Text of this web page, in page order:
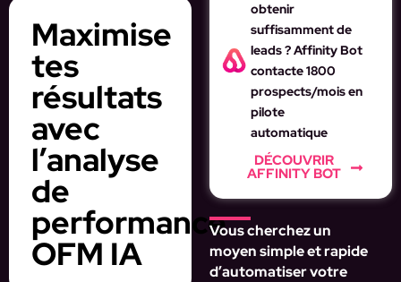
Maximise
tes
résultats
avec
l’analyse
de
performance
OFM IA
obtenir
suffisamment de
leads ? Affinity Bot
contacte 1800
prospects/mois en
pilote
automatique
DÉCOUVRIR
AFFINITY BOT
Vous cherchez un
moyen simple et rapide
d’automatiser votre